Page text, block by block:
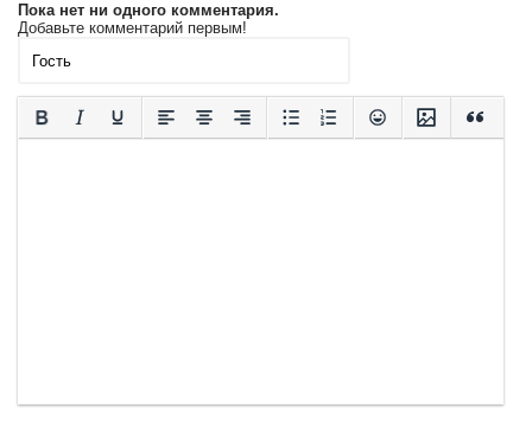
Пока нет ни одного комментария.
Добавьте комментарий первым!